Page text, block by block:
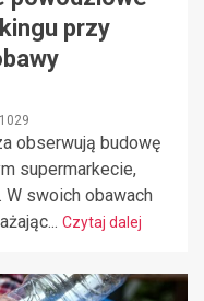
przy
1029
obserwują budowę
supermarkecie,
W swoich obawach
Czytaj dalej